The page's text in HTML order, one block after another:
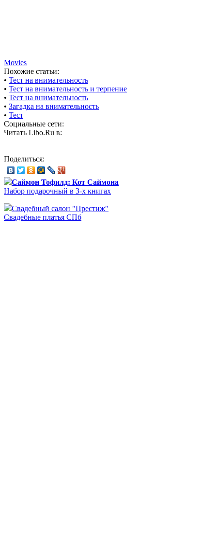
Movies
Похожие статьи:
• Тест на внимательность
• Тест на внимательность и терпение
• Тест на внимательность
• Загадка на внимательность
• Тест
Социальные сети:
Читать Libo.Ru в:
Поделиться:
Саймон Тофилд: Кот Саймона
Набор подарочный в 3-х книгах
Свадебный салон "Престиж"
Свадебные платья СПб